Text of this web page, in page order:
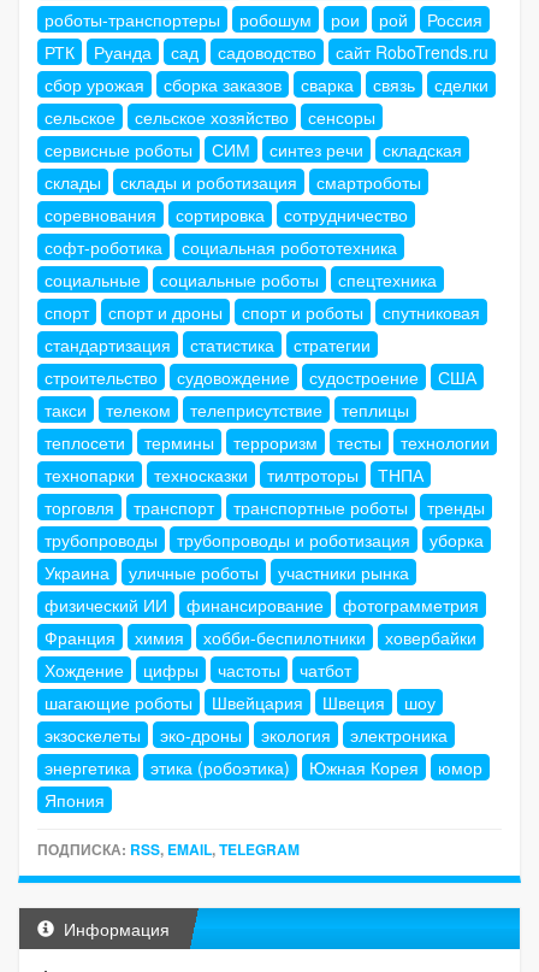
роботы-транспортеры
робошум рои рой
Россия
РТК
Руанда сад садоводство
сайт RoboTrends.ru
сбор урожая
сборка заказов сварка связь
сделки
сельское
сельское хозяйство
сенсоры
сервисные роботы
СИМ синтез речи
складская
склады
склады и роботизация
смартроботы
соревнования
сортировка
сотрудничество
софт-роботика
социальная робототехника
социальные
социальные роботы
спецтехника
спорт
спорт и дроны спорт и роботы
спутниковая
стандартизация
статистика
стратегии
строительство
судовождение судостроение
США
такси
телеком телеприсутствие
теплицы
теплосети
термины терроризм тесты
технологии
технопарки
техносказки тилтроторы
ТНПА
торговля
транспорт транспортные роботы
тренды
трубопроводы
трубопроводы и роботизация
уборка
Украина
уличные роботы
участники рынка
физический ИИ
финансирование
фотограмметрия
Франция
химия хобби-беспилотники
ховербайки
Хождение
цифры частоты
чатбот
шагающие роботы
Швейцария Швеция
шоу
экзоскелеты
эко-дроны экология
электроника
энергетика
этика (робоэтика) Южная Корея
юмор
Япония
ПОДПИСКА: RSS, EMAIL,TELEGRAM
Информация